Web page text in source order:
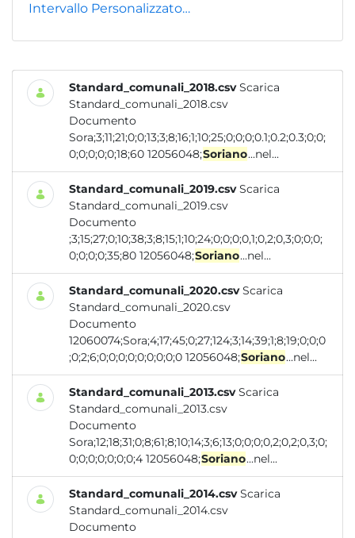
Intervallo Personalizzato…
Standard_comunali_2018.csv Scarica
Standard_comunali_2018.csv
Documento
Sora;3;11;21;0;0;13;3;8;16;1;10;25;0;0;0;0.1;0.2;0.3;0;0;
0;0;0;0;0;18;60 12056048;Soriano...nel...
Standard_comunali_2019.csv Scarica
Standard_comunali_2019.csv
Documento
;3;15;27;0;10;38;3;8;15;1;10;24;0;0;0;0,1;0,2;0,3;0;0;0;
0;0;0;0;35;80 12056048;Soriano...nel...
Standard_comunali_2020.csv Scarica
Standard_comunali_2020.csv
Documento
12060074;Sora;4;17;45;0;27;124;3;14;39;1;8;19;0;0;0
;0;2;6;0;0;0;0;0;0;0;0;0 12056048;Soriano...nel...
Standard_comunali_2013.csv Scarica
Standard_comunali_2013.csv
Documento
Sora;12;18;31;0;8;61;8;10;14;3;6;13;0;0;0;0,2;0,2;0,3;0;
0;0;0;0;0;0;0;4 12056048;Soriano...nel...
Standard_comunali_2014.csv Scarica
Standard_comunali_2014.csv
Documento